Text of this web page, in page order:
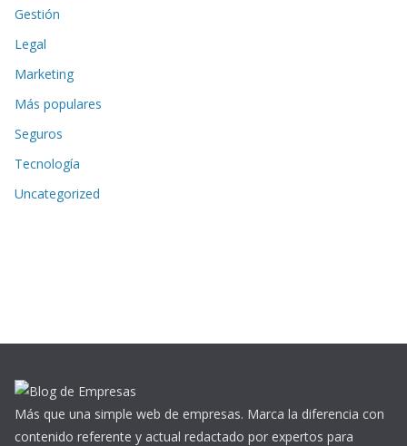
Gestión
Legal
Marketing
Más populares
Seguros
Tecnología
Uncategorized
Más que una simple web de empresas. Marca la diferencia con
contenido referente y actual redactado por expertos para